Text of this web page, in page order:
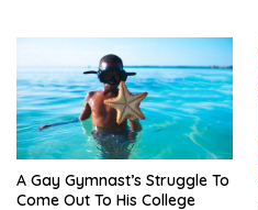
A Gay Gymnast’s Struggle To
Come Out To His College